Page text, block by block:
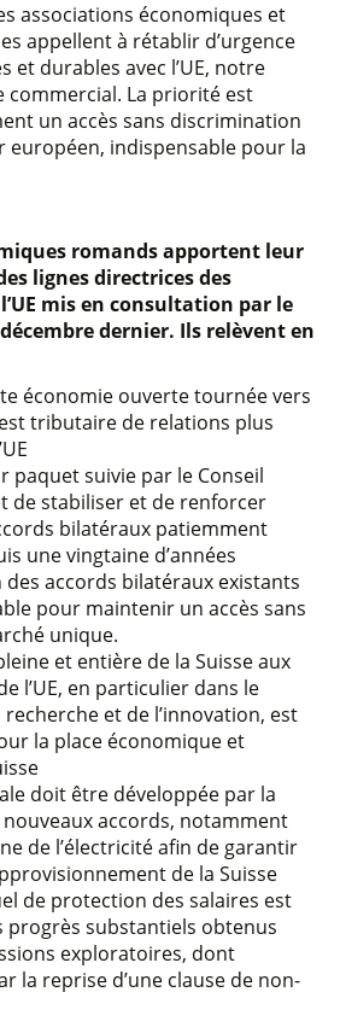
associations économiques et
appellent à rétablir d’urgence
et durables avec l’UE, notre
commercial. La priorité est
un accès sans discrimination
européen, indispensable pour la
romands apportent leur
lignes directrices des
mis en consultation par le
dernier. Ils relèvent en
économie ouverte tournée vers
tributaire de relations plus
paquet suivie par le Conseil
de stabiliser et de renforcer
bilatéraux patiemment
une vingtaine d’années
des accords bilatéraux existants
pour maintenir un accès sans
unique.
et entière de la Suisse aux
l’UE, en particulier dans le
et de l’innovation, est
la place économique et
doit être développée par la
accords, notamment
de l’électricité afin de garantir
de la Suisse
de protection des salaires est
progrès substantiels obtenus
exploratoires, dont
la reprise d’une clause de non-